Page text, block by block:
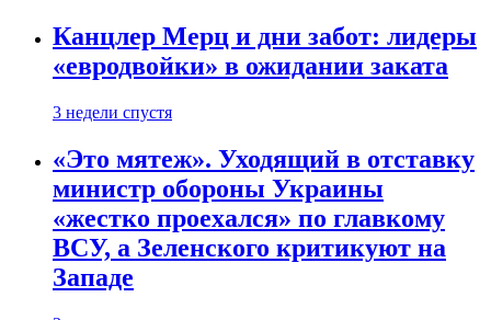
Канцлер Мерц и дни забот: лидеры
«евродвойки» в ожидании заката
3 недели спустя
«Это мятеж». Уходящий в отставку
министр обороны Украины
«жестко проехался» по главкому
ВСУ, а Зеленского критикуют на
Западе